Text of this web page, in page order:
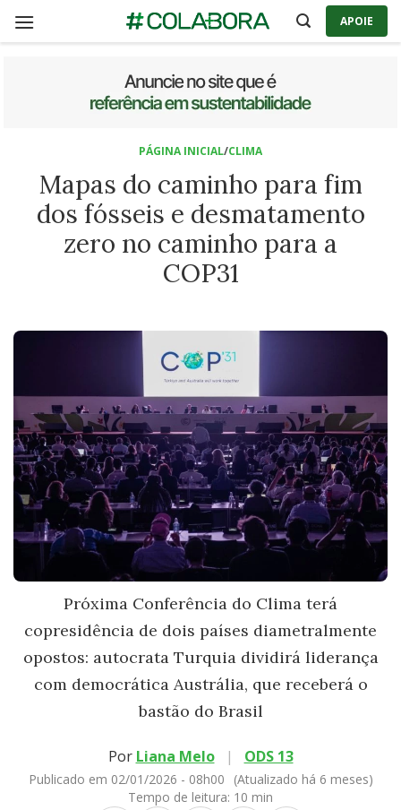
APOIE
PÁGINA INICIAL/CLIMA
Mapas do caminho para fim
dos fósseis e desmatamento
zero no caminho para a
COP31
Próxima Conferência do Clima terá
copresidência de dois países diametralmente
opostos: autocrata Turquia dividirá liderança
com democrática Austrália, que receberá o
bastão do Brasil
Por Liana Melo | ODS 13
Publicado em 02/01/2026 - 08h00
(Atualizado há 6 meses)
Tempo de leitura: 10 min